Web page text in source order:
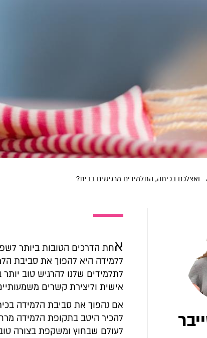
ואצלכם בכיתה, התלמידים מרגישים בבית?
אחת הדרכים הטובות ביותר
ללמידה היא להפוך את סביבת
לתלמידים שלנו להרגיש טוב
אישית וליצירת קשרים
אם נהפוך את סביבת הלמידה
להכיר היטב בתקופת הלמידה
לעולם שבחוץ ומשקפת בצורה